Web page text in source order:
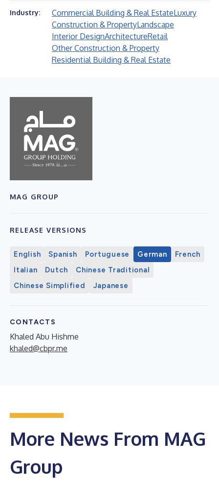
Industry: Commercial Building & Real EstateLuxury
Construction & PropertyLandscape
Interior DesignArchitectureRetail
Other Construction & Property
Residential Building & Real Estate
MAG GROUP
RELEASE VERSIONS
English Spanish Portuguese German
French
Italian
Dutch
Chinese Traditional
Chinese Simplified
Japanese
CONTACTS
Khaled Abu Hishme
khaled@cbpr.me
More News From MAG
Group